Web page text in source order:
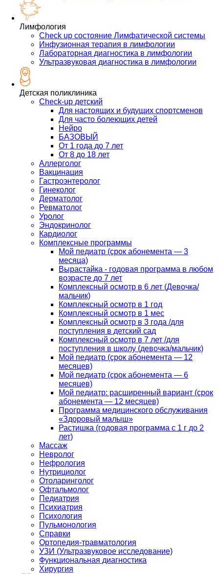
Лимфология
Check up состояние Лимфатической системы
Инфузионная терапия в лимфологии
Лабораторная диагностика в лимфологии
Ультразвуковая диагностика в лимфологии
Детская поликлиника
Check-up детский
Для настоящих и будущих спортсменов
Для часто болеющих детей
Нейро
БАЗОВЫЙ
От 1 года до 7 лет
От 8 до 18 лет
Аллерголог
Вакцинация
Гастроэнтеролог
Гинеколог
Дерматолог
Ревматолог
Уролог
Эндокринолог
Кардиолог
Комплексные программы
Мой педиатр (срок абонемента — 3
месяца)
Вырастайка - годовая программа в любом
возрасте до 7 лет
Комплексный осмотр в 6 лет (Девочка/
мальчик)
Комплексный осмотр в 1 год
Комплексный осмотр в 1 мес
Комплексный осмотр в 3 года /для
поступления в детский сад
Комплексный осмотр в 7 лет /для
поступления в школу (девочка/мальчик)
Мой педиатр (срок абонемента — 12
месяцев)
Мой педиатр (срок абонемента — 6
месяцев)
Мой педиатр: расширенный вариант (срок
абонемента — 12 месяцев)
Программа медицинского обслуживания
«Здоровый малыш»
Растишка (годовая программа с 1 г до 2
лет)
Массаж
Невролог
Нефрология
Нутрициолог
Отоларинголог
Офтальмолог
Педиатрия
Психиатрия
Психология
Пульмонология
Справки
Ортопедия-травматология
УЗИ (Ультразвуковое исследование)
Функциональная диагностика
Хирургия